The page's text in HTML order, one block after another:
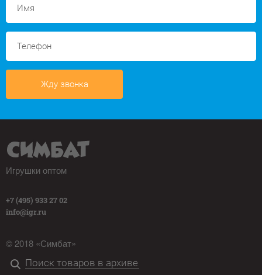
Жду звонка
Игрушки оптом
+7 (495) 933 27 02
info@igr.ru
© 2018 «Симбат»